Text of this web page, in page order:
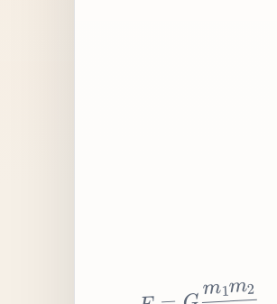
m1m2r2